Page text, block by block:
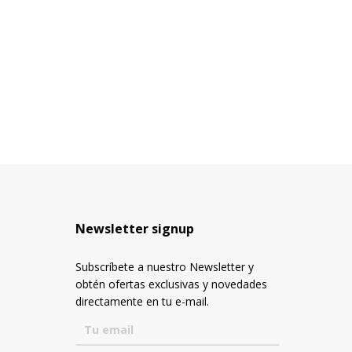
Newsletter signup
Subscríbete a nuestro Newsletter y
obtén ofertas exclusivas y novedades
directamente en tu e-mail.